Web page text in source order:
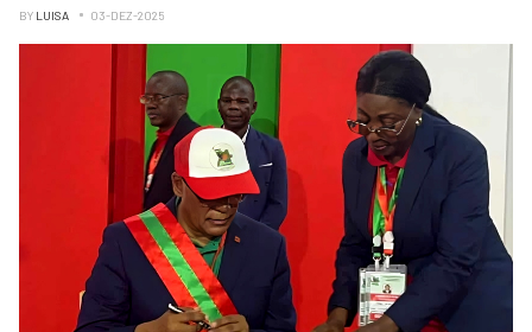
BY LUISA 03-DEZ-2025